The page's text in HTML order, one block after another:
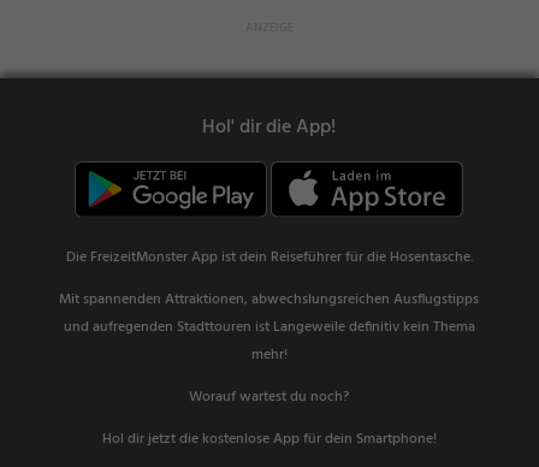
Hol' dir die App!
Die FreizeitMonster App ist dein Reiseführer für die Hosentasche.
Mit spannenden Attraktionen, abwechslungsreichen Ausflugstipps
und aufregenden Stadttouren ist Langeweile definitiv kein Thema
mehr!
Worauf wartest du noch?
Hol dir jetzt die kostenlose App für dein Smartphone!